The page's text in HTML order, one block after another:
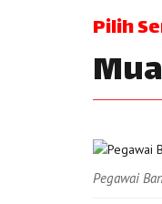
Pilih
Pegawai